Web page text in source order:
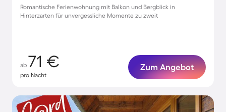
Romantische Ferienwohnung mit Balkon und Bergblick in
Hinterzarten für unvergessliche Momente zu zweit
ab 71 €
pro Nacht
Zum Angebot